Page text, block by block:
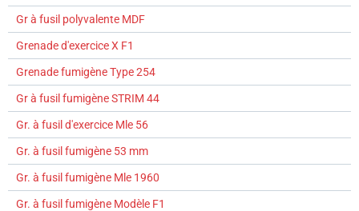
Gr à fusil polyvalente MDF
Grenade d'exercice X F1
Grenade fumigène Type 254
Gr à fusil fumigène STRIM 44
Gr. à fusil d'exercice Mle 56
Gr. à fusil fumigène 53 mm
Gr. à fusil fumigène Mle 1960
Gr. à fusil fumigène Modèle F1